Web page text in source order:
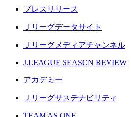
プレスリリース
Ｊリーグデータサイト
Ｊリーグメディアチャンネル
J.LEAGUE SEASON REVIEW
アカデミー
Ｊリーグサステナビリティ
TEAM AS ONE